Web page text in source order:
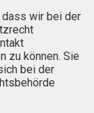
dass wir bei der
zu können. Sie
bei der